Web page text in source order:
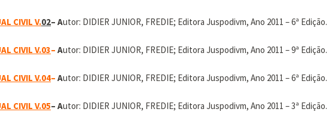
CIVIL V.02– Autor: DIDIER JUNIOR, FREDIE; Editora Juspodivm, Ano 2011 – 6ª Edição.
CIVIL V.03– Autor: DIDIER JUNIOR, FREDIE; Editora Juspodivm, Ano 2011 – 9ª Edição.
CIVIL V.04– Autor: DIDIER JUNIOR, FREDIE; Editora Juspodivm, Ano 2011 – 6ª Edição.
CIVIL V.05– Autor: DIDIER JUNIOR, FREDIE; Editora Juspodivm, Ano 2011 – 3ª Edição.